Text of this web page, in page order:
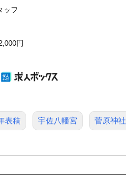
ッフ
円
表稿 宇佐八幡宮 菅原神社